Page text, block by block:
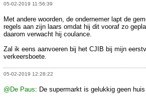
05-02-2019 11:56:39
Met andere woorden, de ondernemer lapt de
regels aan zijn laars omdat hij dit vooraf zo
daarom verwacht hij coulance.
Zal ik eens aanvoeren bij het CJIB bij mijn
verkeersboete.
05-02-2019 12:28:22
@De Paus: De supermarkt is gelukkig geen